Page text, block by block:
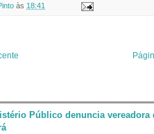
e
t
l
às 18:41
Público denuncia